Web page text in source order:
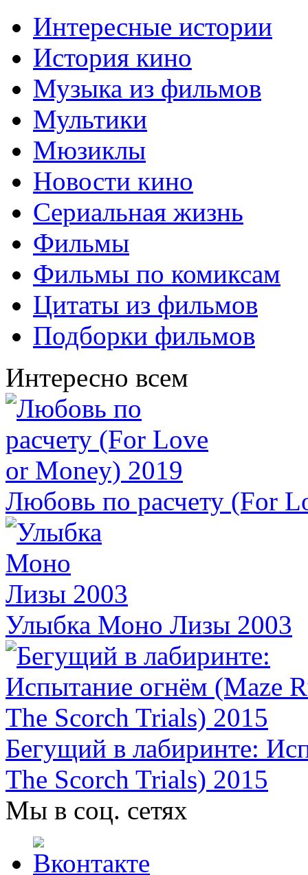
Интересные истории
История кино
Музыка из фильмов
Мультики
Мюзиклы
Новости кино
Сериальная жизнь
Фильмы
Фильмы по комиксам
Цитаты из фильмов
Подборки фильмов
Интересно всем
Любовь по расчету (For
Улыбка Моно Лизы 2003
Бегущий в лабиринте:
The Scorch Trials) 2015
Мы в соц. сетях